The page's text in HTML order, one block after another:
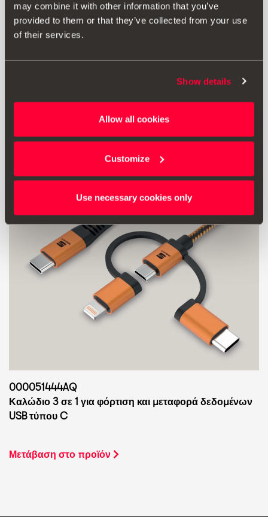
may combine it with other information that you’ve
provided to them or that they’ve collected from your use
of their services.
Show details
Allow all cookies
Customize
Use necessary cookies only
Εκτύπωση
* Παρακαλείσθε, πριν την εγκατάσταση οποιουδήποτε αξεσουάρ στο
όχημά σας, να συμβουλεύεστε πάντα τις συστάσεις που αναφέρονται
Επίσης ενδιαφέρουν
000051444AQ
Καλώδιο 3 σε 1 για φόρτιση και μεταφορά δεδομένων
USB τύπου C
Μετάβαση στο προϊόν